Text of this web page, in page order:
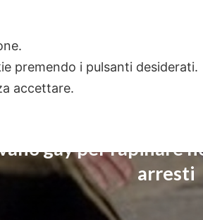
gay per rapinare
arresti
premendo i pulsanti desiderati.
accettare.